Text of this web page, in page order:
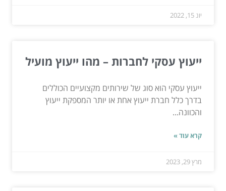
יונ 15, 2022
ייעוץ עסקי לחברות – מהו ייעוץ מועיל
ייעוץ עסקי הוא סוג של שירותים מקצועיים הכוללים
בדרך כלל חברת ייעוץ אחת או יותר המספקת ייעוץ
והכוונה...
קרא עוד »
מרץ 29, 2023